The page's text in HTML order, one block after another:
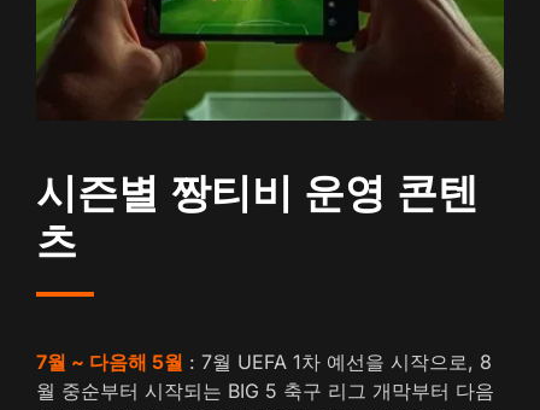
시즌별 짱티비 운영 콘텐
츠
7월 ~ 다음해 5월 : 7월 UEFA 1차 예선을 시작으로, 8
월 중순부터 시작되는 BIG 5 축구 리그 개막부터 다음